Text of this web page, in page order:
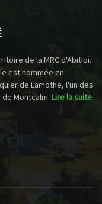
de la MRC d'Abitibi.
est nommée en
de Lamothe, l'un des
Montcalm. Lire la suite